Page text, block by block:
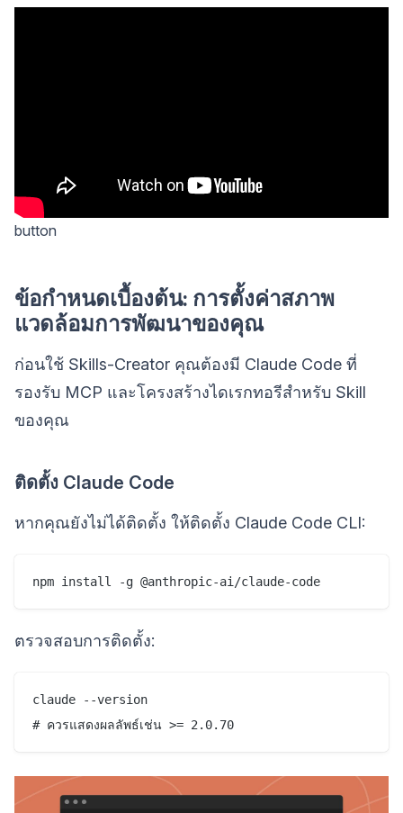
button
ข้อกำหนดเบื้องต้น: การตั้งค่าสภาพ
แวดล้อมการพัฒนาของคุณ
ก่อนใช้ Skills-Creator คุณต้องมี Claude Code ที่
รองรับ MCP และโครงสร้างไดเรกทอรีสำหรับ Skill
ของคุณ
ติดตั้ง Claude Code
หากคุณยังไม่ได้ติดตั้ง ให้ติดตั้ง Claude Code CLI:
ตรวจสอบการติดตั้ง:
claude --version